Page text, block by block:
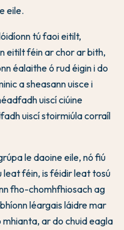
eile.
tú faoi eitilt,
eitilt féin ar chor ar bith,
éalaithe ó rud éigin i do
a sheasann uisce i
uiscí ciúine
uiscí stoirmiúla corraíl
le daoine eile, nó fiú
leat féin, is féidir leat tosú
fho-chomhfhiosach ag
léargais láidre mar
ar do chuid eagla